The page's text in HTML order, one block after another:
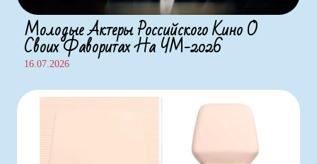
Молодые Актеры Российского Кино О
Своих Фаворитах На ЧМ-2026
16.07.2026